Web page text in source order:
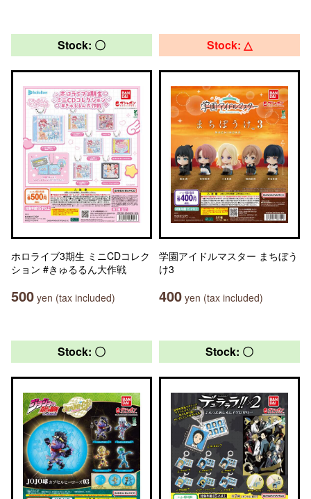
Stock: 〇
ホロライブ3期生 ミニCDコレク
ション #きゅるるん大作戦
500 yen (tax included)
Stock: △
学園アイドルマスター まちぼう
け3
400 yen (tax included)
Stock: 〇 Stock: 〇